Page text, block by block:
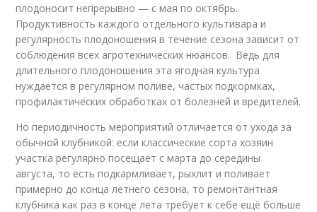
плодоносит непрерывно — с мая по октябрь.
Продуктивность каждого отдельного культивара и
регулярность плодоношения в течение сезона зависит от
соблюдения всех агротехнических нюансов. Ведь для
длительного плодоношения эта ягодная культура
нуждается в регулярном поливе, частых подкормках,
профилактических обработках от болезней и вредителей.
Но периодичность мероприятий отличается от ухода за
обычной клубникой: если классические сорта хозяин
участка регулярно посещает с марта до середины
августа, то есть подкармливает, рыхлит и поливает
примерно до конца летнего сезона, то ремонтантная
клубника как раз в конце лета требует к себе ещё больше